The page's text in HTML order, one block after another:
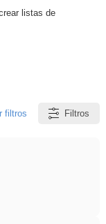
listas de
filtros Filtros